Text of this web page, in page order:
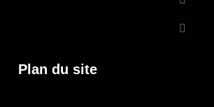
Plan du site